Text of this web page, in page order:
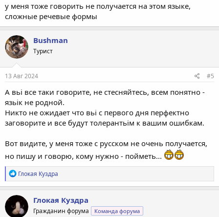
у меня тоже говорить не получается на этом языке,
сложные речевые формы
Bushman
Турист
13 Авг 2024 #5
А вьi все таки говорите, не стесняйтесь, всем понятно -
язьiк не родной.
Никто не ожидает что вьi с первого дня перфектно
заговорите и все будут толерантьiм к вашим ошибкам.
Вот видите, у меня тоже с русском не очень получается,
но пишу и говорю, кому нужно - пойметь...
Р
е
а
к
ц
и
Глокая Куздра
Глокая Куздра
Гражданин форума Команда форума